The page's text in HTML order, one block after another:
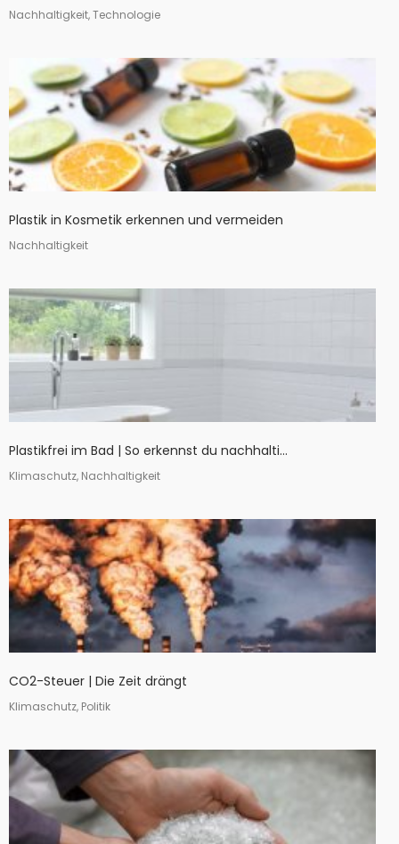
Nachhaltigkeit, Technologie
Plastik in Kosmetik erkennen und vermeiden
Nachhaltigkeit
Plastikfrei im Bad | So erkennst du nachhalti...
Klimaschutz, Nachhaltigkeit
CO2-Steuer | Die Zeit drängt
Klimaschutz, Politik